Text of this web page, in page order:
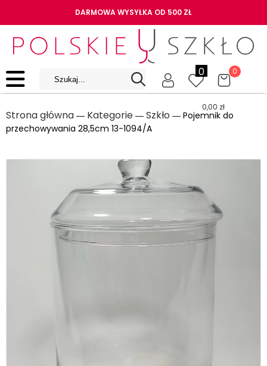
DARMOWA WYSYŁKA OD 500 ZŁ
0 0
0,00 zł
Strona główna ― Kategorie ― Szkło ― Pojemnik do
przechowywania 28,5cm 13-1094/A